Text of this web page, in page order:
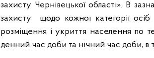
захисту Чернівецької області». В
захисту щодо кожної категорії
розміщення і укриття населення по
денний час доби та нічний час доби, в